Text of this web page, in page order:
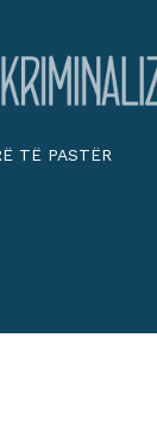
TË PASTËR